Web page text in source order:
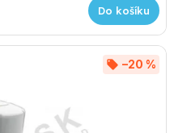
Do košíku
–20 %